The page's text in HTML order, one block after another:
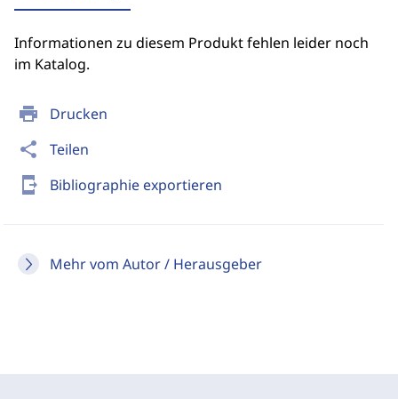
print Drucken
share Teilen
send_to_mobile Bibliographie exportieren
Mehr vom Autor / Herausgeber
Informationen zu diesem Produkt fehlen leider noch
im Katalog.